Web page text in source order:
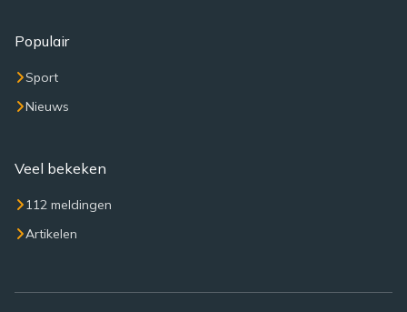
Populair
Sport
Nieuws
Veel bekeken
112 meldingen
Artikelen